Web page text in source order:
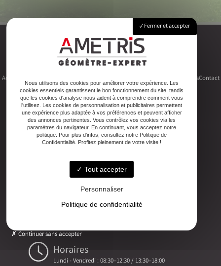
Accueil Le cabinet Foncier Urbanisme Copropriété Topographie Autres activitésContact
Adresse
2ter Cour Xavier Moreau, 33720 Podensac
Téléphone
05 56 27 26 08
Email
Horaires
Lundi - Vendredi : 08:30–12:30 / 13:30–18:00
Fermer et accepter
Nous utilisons des cookies pour améliorer votre expérience. Les
cookies essentiels garantissent le bon fonctionnement du site, tandis
que les cookies d'analyse nous aident à comprendre comment vous
l'utilisez. Les cookies de personnalisation et publicitaires permettent
une expérience plus adaptée à vos préférences et peuvent afficher
des annonces pertinentes. Vous contrôlez vos cookies via les
paramètres du navigateur. En continuant, vous acceptez notre
politique. Pour plus d'infos, consultez notre Politique de
Confidentialité. Profitez pleinement de votre visite !
Tout accepter
Personnaliser
Politique de confidentialité
Continuer sans accepter